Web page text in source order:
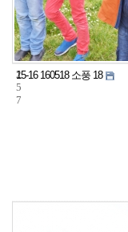
2
5
7
15-16 160518 소풍 18